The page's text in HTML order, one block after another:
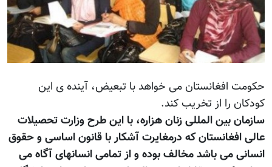
حکومت افغانستان می خواهد با تبعیض، آینده ی این
کودکان را از تخریب کند.
سازمان بین المللی زنان هزاره، با این طرح وزارت تحصیلات
عالی افغانستان که درمغایرت آشکار با قانون اساسی و حقوق
انسانی می باشد مخالف بوده و از تمامی انسانهای آگاه می